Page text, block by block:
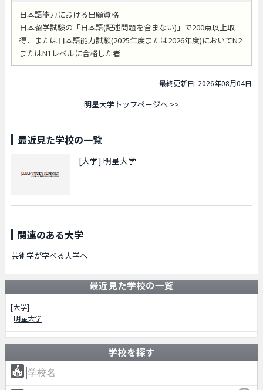
日本語能力における出願資格
日本留学試験の「日本語(記述問題を含まない)」で200点以上取
得、または日本語能力試験(2025年度または2026年度)においてN2
またはN1レベルに合格した者
最終更新日: 2026年08月04日
明星大学トップページへ >>
最近見た学校の一覧
[大学] 明星大学
関連のある大学
芸術学が学べる大学へ
最近見た学校の一覧
[大学]
明星大学
学校を探す